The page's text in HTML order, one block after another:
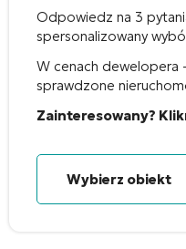
Odpowiedz na 3
spersonalizowany
W cenach dewelopera
sprawdzone
Zainteresowany?
Wybierz obiekt